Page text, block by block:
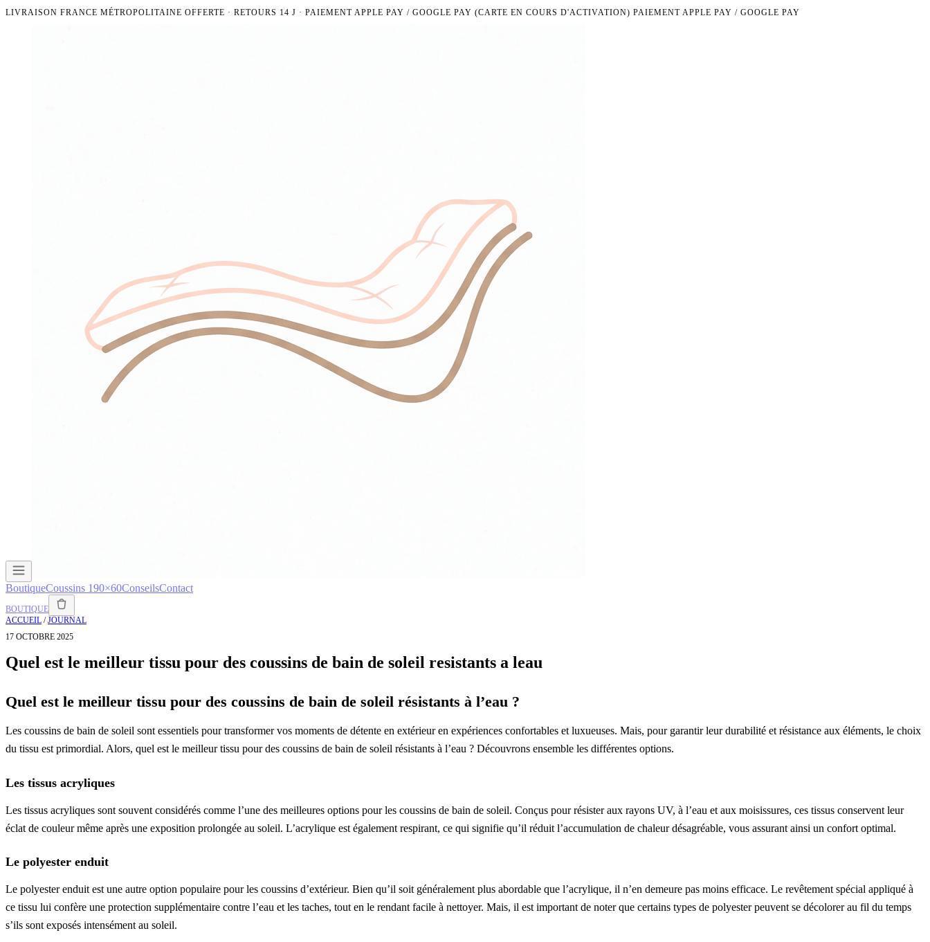
LIVRAISON FRANCE MÉTROPOLITAINE OFFERTE · RETOURS 14 J · PAIEMENT APPLE PAY / GOOGLE PAY (CARTE EN COURS D'ACTIVATION) PAIEMENT APPLE PAY / GOOGLE PAY
BoutiqueCoussins 190×60ConseilsContact
BOUTIQUE
ACCUEIL /JOURNAL
17 OCTOBRE 2025
Quel est le meilleur tissu pour des coussins de bain de soleil resistants a leau
Quel est le meilleur tissu pour des coussins de bain de soleil résistants à l’eau ?
Les coussins de bain de soleil sont essentiels pour transformer vos moments de détente en extérieur en expériences confortables et luxueuses. Mais, pour garantir leur durabilité et résistance aux éléments, le choix
du tissu est primordial. Alors, quel est le meilleur tissu pour des coussins de bain de soleil résistants à l’eau ? Découvrons ensemble les différentes options.
Les tissus acryliques
Les tissus acryliques sont souvent considérés comme l’une des meilleures options pour les coussins de bain de soleil. Conçus pour résister aux rayons UV, à l’eau et aux moisissures, ces tissus conservent leur
éclat de couleur même après une exposition prolongée au soleil. L’acrylique est également respirant, ce qui signifie qu’il réduit l’accumulation de chaleur désagréable, vous assurant ainsi un confort optimal.
Le polyester enduit
Le polyester enduit est une autre option populaire pour les coussins d’extérieur. Bien qu’il soit généralement plus abordable que l’acrylique, il n’en demeure pas moins efficace. Le revêtement spécial appliqué à
ce tissu lui confère une protection supplémentaire contre l’eau et les taches, tout en le rendant facile à nettoyer. Mais, il est important de noter que certains types de polyester peuvent se décolorer au fil du temps
s’ils sont exposés intensément au soleil.